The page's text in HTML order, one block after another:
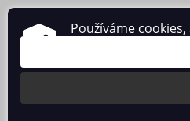
O nás Obchodní podmínky
Používáme